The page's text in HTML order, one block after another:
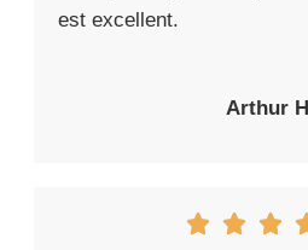
est excellent.
Arthur